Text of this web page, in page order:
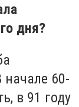
дня?
начале 60-
в 91 году